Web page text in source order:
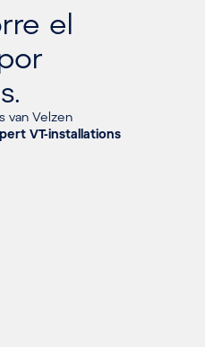
el
van Velzen
VT-installations